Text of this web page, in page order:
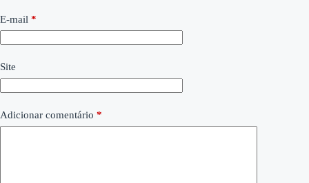
E-mail *
Site
Adicionar comentário *